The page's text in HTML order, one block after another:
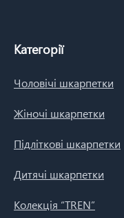
Категорії
Чоловічі шкарпетки
Жіночі шкарпетки
Підліткові шкарпетки
Дитячі шкарпетки
Колекція “TREN”